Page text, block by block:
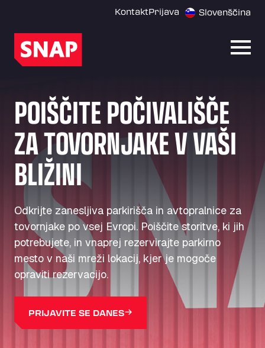
KontaktPrijava Slovenščina
POIŠČITE POČIVALIŠČE
ZA TOVORNJAKE V VAŠI
BLIŽINI
Odkrijte zanesljiva parkirišča in avtopralnice za
tovornjake po vsej Evropi. Poiščite storitve, ki jih
potrebujete, in vnaprej rezervirajte parkirno
mesto v naši mreži lokacij, kjer je mogoče
opraviti rezervacijo.
PRIJAVITE SE DANES